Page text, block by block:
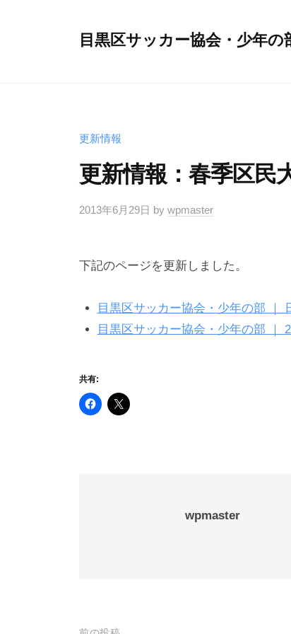
目黒区サッカー協会・少年の
更新情報
更新情報：春季区民
2013年6月29日 by wpmaster
下記のページを更新しました。
目黒区サッカー協会・少年の部 ｜
目黒区サッカー協会・少年の部 ｜
共有:
wpmaster